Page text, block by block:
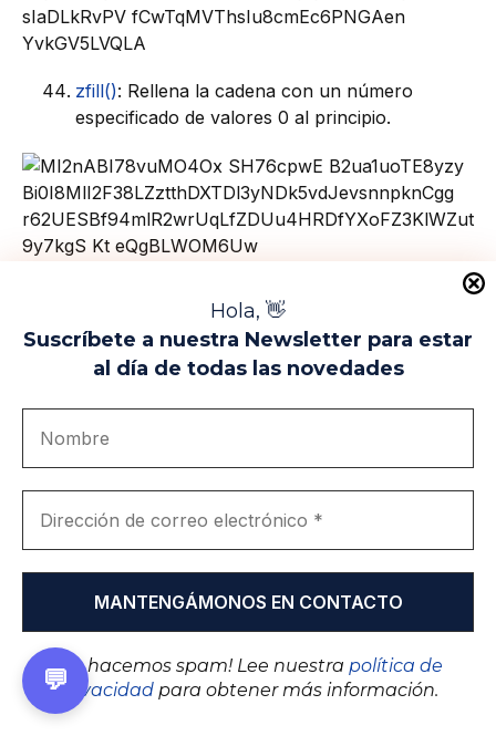
zfill(): Rellena la cadena con un número
especificado de valores 0 al principio.
Hola, 👋
Suscríbete a nuestra Newsletter para estar
al día de todas las novedades
¡No hacemos spam! Lee nuestra política de
privacidad para obtener más información.
💬